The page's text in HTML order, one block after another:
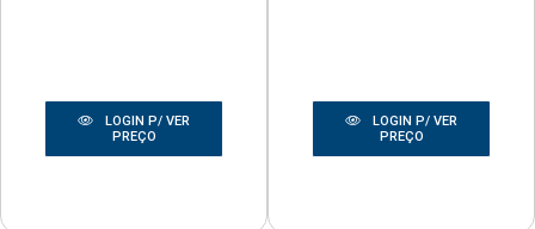
LOGIN P/ VER
PREÇO
LOGIN P/ VER
PREÇO